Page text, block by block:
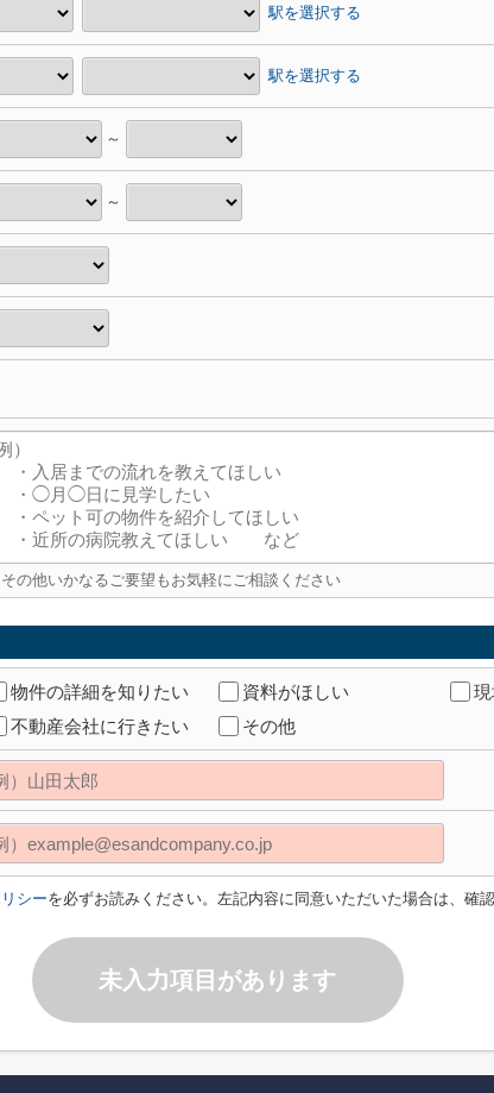
駅を選択する
駅を選択する
～
～
の他いかなるご要望もお気軽にご相談ください
物件の詳細を知りたい 資料がほしい
不動産会社に行きたい
その他
シーを必ずお読みください。左記内容に同意いただいた場合は、確
未入力項目があります